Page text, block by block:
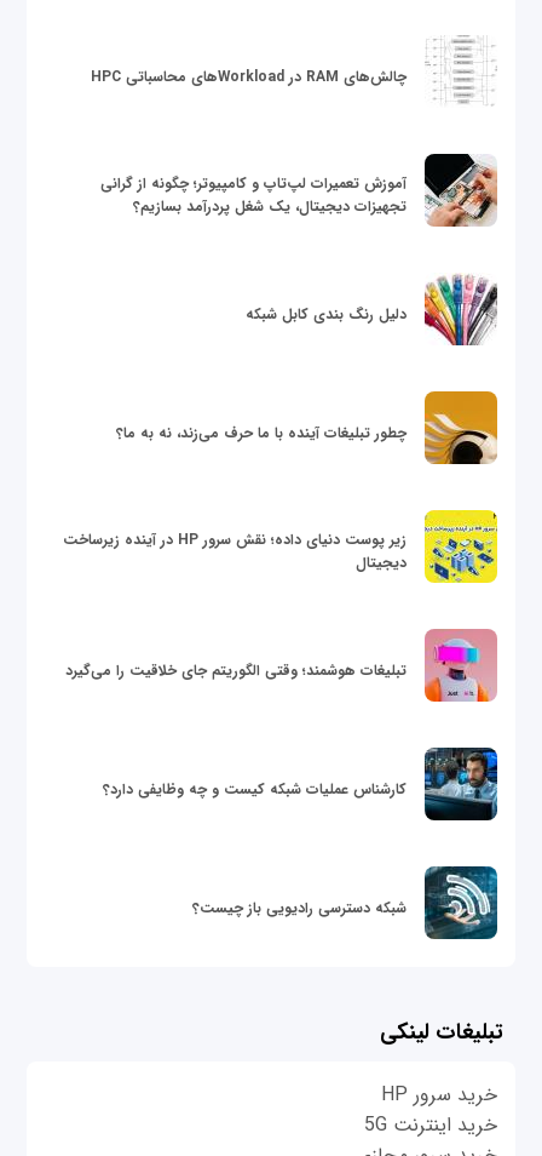
چالش‌های RAM در Workloadهای محاسباتی HPC
آموزش تعمیرات لپ‌تاپ و کامپیوتر؛ چگونه از گرانی
تجهیزات دیجیتال، یک شغل پردرآمد بسازیم؟
دلیل رنگ بندی کابل شبکه
چطور تبلیغات آینده با ما حرف می‌زند، نه به ما؟
زیر پوست دنیای داده؛ نقش سرور HP در آینده زیرساخت
دیجیتال
تبلیغات هوشمند؛ وقتی الگوریتم جای خلاقیت را می‌گیرد
کارشناس عملیات شبکه کیست و چه وظایفی دارد؟
شبکه دسترسی رادیویی باز چیست؟
تبلیغات لینکی
خرید سرور HP
خرید اینترنت 5G